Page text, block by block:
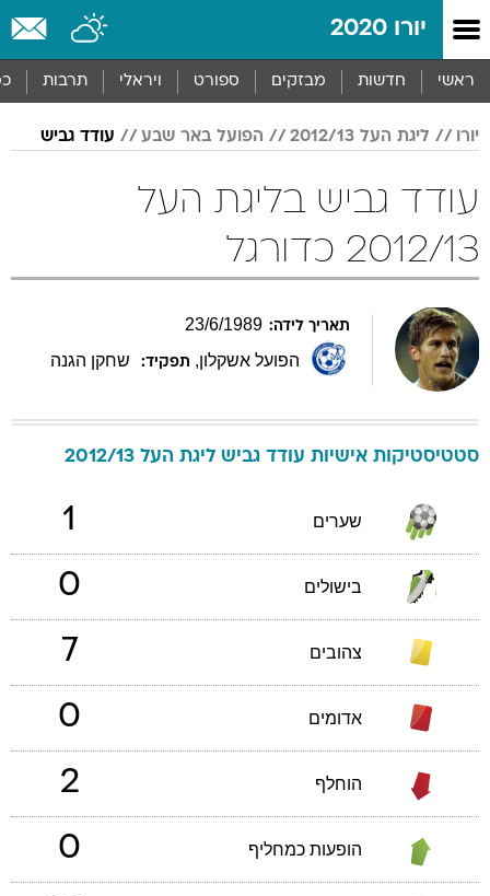
יורו 2020
ראשי חדשות מבזקים ספורט ויראלי תרבות
יורו ליגת העל 2012/13 הפועל באר שבע עודד גביש
עודד גביש בליגת העל
2012/13 כדורגל
תאריך לידה: 23/6/1989
הפועל אשקלון, תפקיד: שחקן הגנה
סטטיסטיקות אישיות עודד גביש ליגת העל 2012/13
שערים 1
בישולים 0
צהובים 7
אדומים 0
הוחלף 2
הופעות כמחליף 0